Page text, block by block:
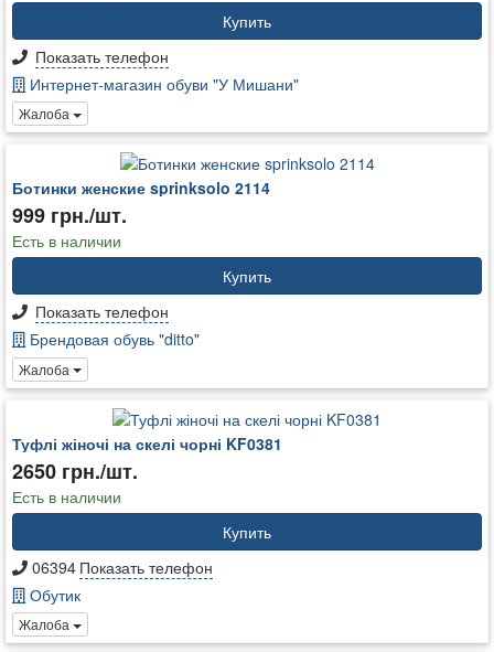
Купить
Показать телефон
Интернет-магазин обуви "У Мишани"
Жалоба
Ботинки женские sprinksolo 2114
999 грн./шт.
Есть в наличии
Купить
Показать телефон
Брендовая обувь "ditto"
Жалоба
Туфлі жіночі на скелі чорні KF0381
2650 грн./шт.
Есть в наличии
Купить
06394 Показать телефон
Обутик
Жалоба